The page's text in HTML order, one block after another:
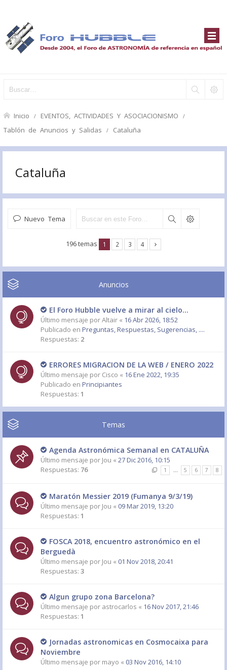
Inicio EVENTOS, ACTIVIDADES Y ASOCIACIONISMO
Tablón de Anuncios y Salidas Cataluña
Cataluña
Nuevo Tema
196 temas 1 2 3 4
Anuncios
El Foro Hubble vuelve a mirar al cielo...
Último mensaje porAltair « 16 Abr 2026, 18:52
Publicado en Preguntas, Respuestas, Sugerencias, ....
Respuestas: 2
ERRORES MIGRACION DE LA WEB / ENERO 2022
Último mensaje por Cisco « 16 Ene 2022, 19:35
Publicado en Principiantes
Respuestas: 1
Temas
Agenda Astronómica Semanal en CATALUÑA
Último mensaje por Jou « 27 Dic 2016, 10:15
Respuestas: 76 1 … 5 6 7 8
Maratón Messier 2019 (Fumanya 9/3/19)
Último mensaje por Jou « 09 Mar 2019, 13:20
Respuestas: 1
FOSCA 2018, encuentro astronómico en el
Berguedà
Último mensaje por Jou « 01 Nov 2018, 20:41
Respuestas: 3
Algun grupo zona Barcelona?
Último mensaje por astrocarlos « 16 Nov 2017, 21:46
Respuestas: 1
Jornadas astronomicas en Cosmocaixa para
Noviembre
Último mensaje por mayo « 03 Nov 2016, 14:10